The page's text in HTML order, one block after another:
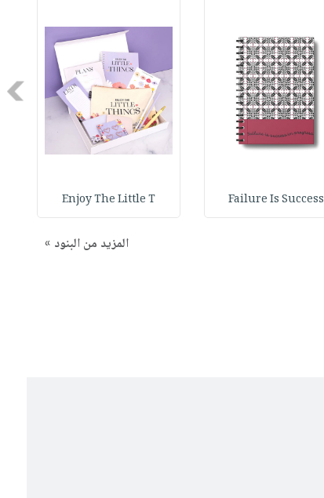
Failure Is Success
Enjoy The Little T
المزيد من البنود »